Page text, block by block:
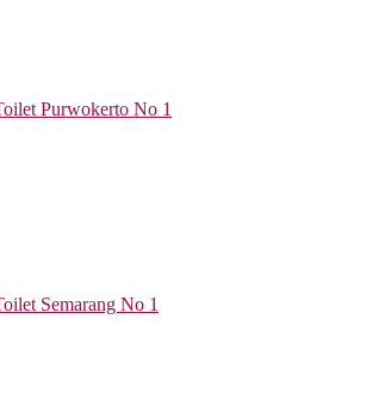
Purwokerto No 1
Semarang No 1